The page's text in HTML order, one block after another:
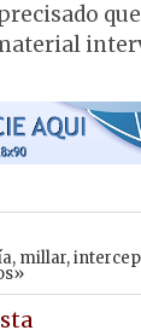
, millar,